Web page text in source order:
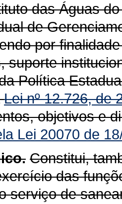
das Águas
de
por
suporte
Política
Lei nº 12.726, de
objetivos e
Lei 20070 de
Constitui,
das
serviço de